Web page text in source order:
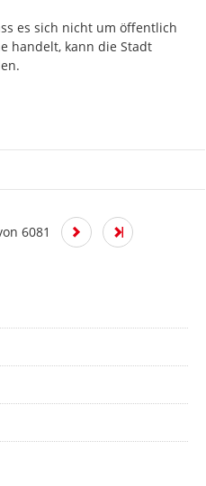
es sich nicht um öffentlich
handelt, kann die Stadt
6081